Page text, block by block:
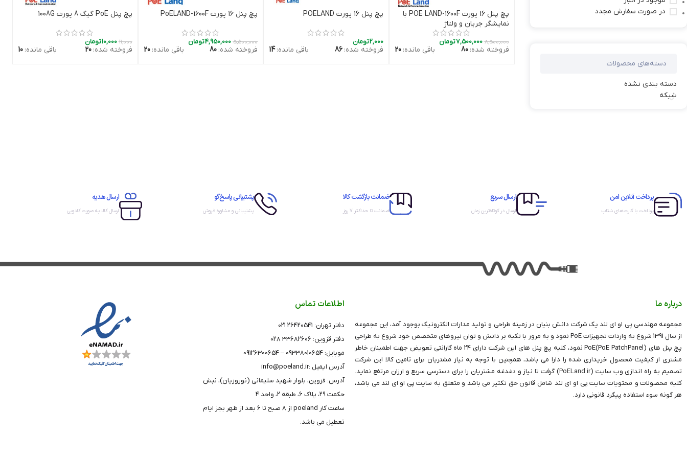
در صورت سفارش مجدد
دسته‌های محصولات
دسته بندی نشده
شبکه
افزودن به سبد خرید
پچ پنل 16 پورت POE LAND-1600F با
نمایشگر جریان و ولتاژ
8,500,000
7,500,000تومان
فروخته شده: 80 باقی مانده: 20
افزودن به سبد خرید پچ پنل 16 پورت POELAND
2,000تومان
فروخته شده: 86 باقی مانده:14
افزودن به سبد خرید پچ پنل 16 پورت PoELAND-1600F
5,500,000
4,950,000تومان
فروخته شده: 80 باقی مانده: 20
افزودن به سبد خرید پچ پنل PoE گیگ 8 پورت 1008G
11,000
10,000تومان
فروخته شده: 20 باقی مانده: 10
پرداخت آنلاین امن
پرداخت با کارت‌های شتاب
ارسال سریع
ارسال در کوتاه‌ترین زمان
ضمانت بازگشت کالا
ضمانت تا حداکثر ۷ روز
پشتیبانی پاسخ‌گو
پشتیبانی و مشاوره فروش
ارسال هدیه
ارسال کالا به صورت کادویی
درباره ما
مجموعه مهندسی پی او ای لند یک شرکت دانش بنیان در زمینه طراحی و تولید مدارات الکترونیک بوجود آمد، این مجموعه
از سال 1391 شروع به واردات تجهیزات PoE نمود و به مرور با تکیه بر دانش و توان نیروهای متخصص خود شروع به طراحی
پچ پنل های (PoE PatchPanel)PoE نمود، کلیه پچ پنل های این شرکت دارای 24 ماه گارانتی تعویض جهت اطمینان خاطر
مشتری از کیفیت محصول خریداری شده را دارا می باشد، همچنین با توجه به نیاز مشتریان برای تامین کالا این شرکت
تصمیم به راه اندازی وب سایت (PoELand.ir) گرفت تا نیاز و دغدغه مشتریان را برای دسترسی سریع و ارزان مرتفع نماید.
کلیه محصولات و محتویات سایت پی او ای لند شامل قانون حق تکثیر می باشد و متعلق به سایت پی او ای لند می باشد،
هر گونه سوء استفاده پیگرد قانونی دارد.
اطلاعات تماس
دفتر تهران: 26420541 021
دفتر قزوین: 33682606 028
موبایل: 09338010654 – 09126300654
آدرس ایمیل :info@poeland.ir
آدرس: قزوین، بلوار شهید سلیمانی (نوروزیان)، نبش
حکمت ۲۹، پلاک ۶، طبقه ۲، واحد ۴
ساعت کار poeland از 8 صبح تا 6 بعد از ظهر بجز ایام
تعطیل می باشد.